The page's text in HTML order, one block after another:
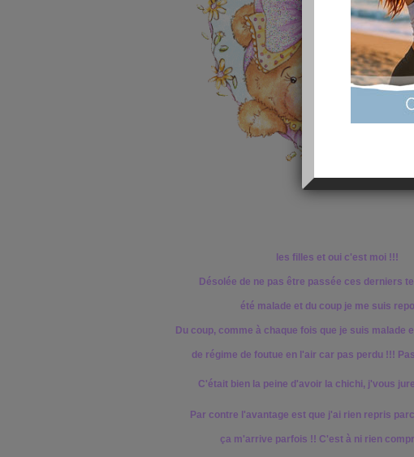
les filles et oui c'est moi !!!
Désolée de ne pas être passée ces derniers
été malade et du coup je me suis
Du coup, comme à chaque fois que je suis malade
de régime de foutue en l'air car pas perdu !!!
C'était bien la peine d'avoir la chichi, j'vous jure
Par contre l'avantage est que j'ai rien repris
ça m'arrive parfois !! C'est à ni rien